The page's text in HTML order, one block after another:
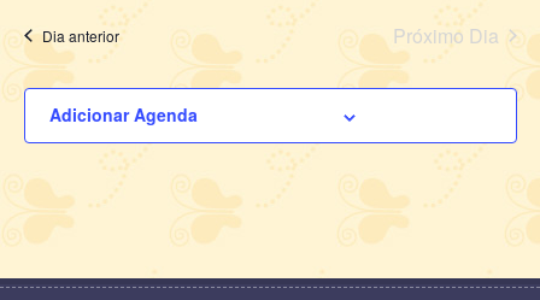
Dia anterior Próximo Dia
Adicionar Agenda